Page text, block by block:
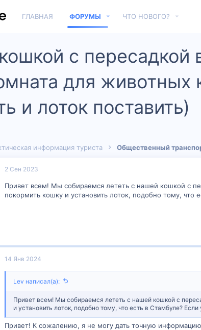
ГЛАВНАЯ ФОРУМЫ ЧТО НОВОГО?
с пересадкой
для животных
и лоток поставить)
информация туриста
2 Сен 2023
Привет всем! Мы собираемся лететь с нашей кошкой с
покормить кошку и установить лоток, подобно тому, что
14 Янв 2024
Lev написал(а):
Привет всем! Мы собираемся лететь с нашей кошкой с
и установить лоток, подобно тому, что есть в Стамбуле?
Привет! К сожалению, я не могу дать точную